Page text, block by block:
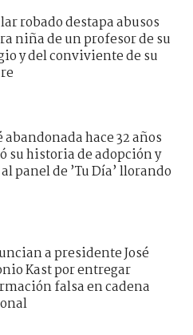
robado destapa abusos
niña de un profesor de su
y del conviviente de su
abandonada hace 32 años
su historia de adopción y
panel de ’Tu Día’ llorando
a presidente José
Kast por entregar
falsa en cadena